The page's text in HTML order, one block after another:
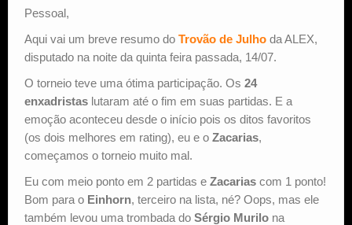
Pessoal,
Aqui vai um breve resumo do Trovão de Julho da ALEX,
disputado na noite da quinta feira passada, 14/07.
O torneio teve uma ótima participação. Os 24
enxadristas lutaram até o fim em suas partidas. E a
emoção aconteceu desde o início pois os ditos favoritos
(os dois melhores em rating), eu e o Zacarias,
começamos o torneio muito mal.
Eu com meio ponto em 2 partidas e Zacarias com 1 ponto!
Bom para o Einhorn, terceiro na lista, né? Oops, mas ele
também levou uma trombada do Sérgio Murilo na